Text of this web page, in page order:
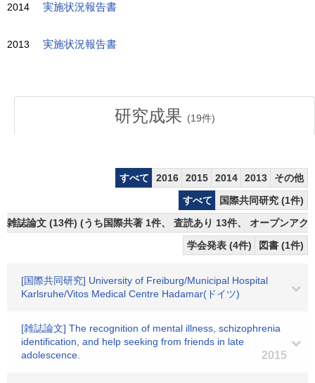
2014 実施状況報告書
2013 実施状況報告書
研究成果 (19件)
すべて 2016 2015 2014 2013
その他
すべて
国際共同研究 (1件)
雑誌論文 (13件) (うち国際共著 1件、 査読あり 13件、 オープンアク
学会発表 (4件)
図書 (1件)
[国際共同研究] University of Freiburg/Municipal Hospital
Karlsruhe/Vitos Medical Centre Hadamar(ドイツ)
[雑誌論文] The recognition of mental illness, schizophrenia
identification, and help seeking from friends in late
adolescence.
2015